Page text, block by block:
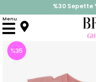
%30 Sepette
İndirimlere ek
Menu
Anasayfa Elbise
%35